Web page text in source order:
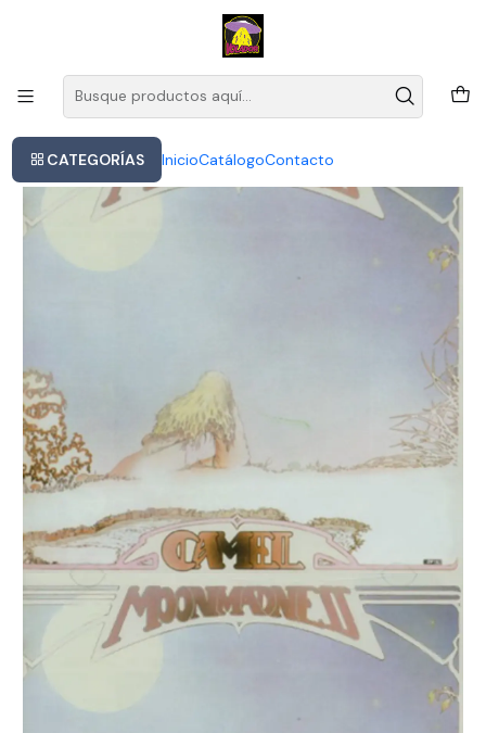
CATEGORÍAS InicioCatálogoContacto
Este es el texto del slide